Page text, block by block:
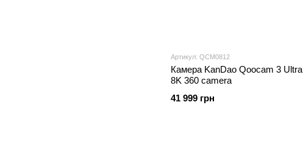
Артикул: QCM0812
Камера KanDao Qoocam 3 Ultra
8K 360 camera
41 999 грн